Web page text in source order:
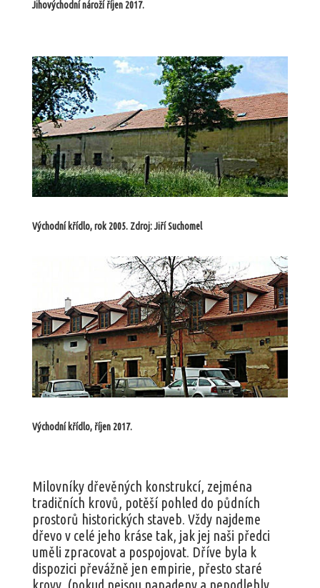
Jihovýchodní nároží říjen 2017.
Východní křídlo, rok 2005. Zdroj: Jiří Suchomel
Východní křídlo, říjen 2017.
Milovníky dřevěných konstrukcí, zejména
tradičních krovů, potěší pohled do půdních
prostorů historických staveb. Vždy najdeme
dřevo v celé jeho kráse tak, jak jej naši předci
uměli zpracovat a pospojovat. Dříve byla k
dispozici převážně jen empirie, přesto staré
krovy, (pokud nejsou napadeny a nepodlehly